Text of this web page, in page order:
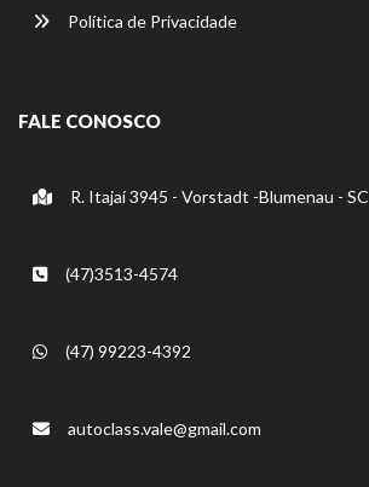
Política de Privacidade
FALE CONOSCO
R. Itajaí 3945 - Vorstadt -Blumenau - SC
(47)3513-4574
(47) 99223-4392
autoclass.vale@gmail.com